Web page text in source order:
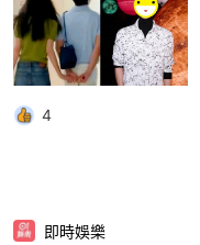
4
即時娛樂